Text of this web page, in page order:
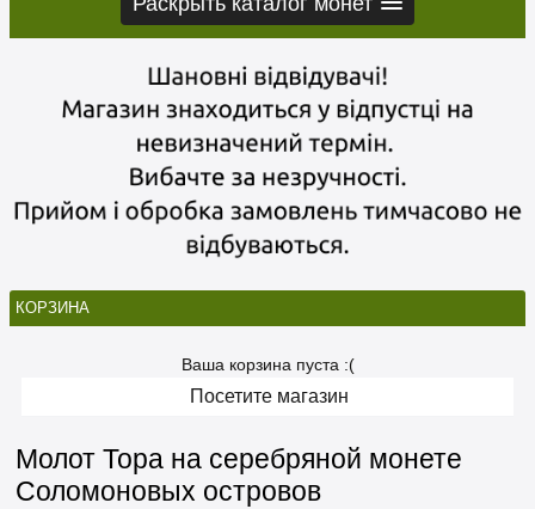
КОРЗИНА
Ваша корзина пуста :(
Посетите магазин
Молот Тора на серебряной монете
Соломоновых островов